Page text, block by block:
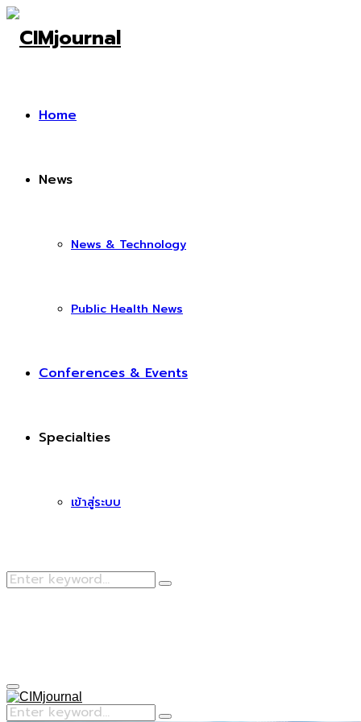
Home
News
News & Technology
Public Health News
Conferences & Events
Specialties
เข้าสู่ระบบ
Search
Search
Primary
Menu
Search